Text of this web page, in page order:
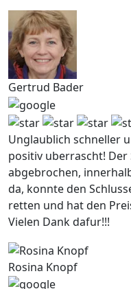
Gertrud Bader
Unglaublich schneller
positiv uberrascht! Der
abgebrochen,
da, konnte den
retten und hat den
Vielen Dank dafur!!!
Rosina Knopf